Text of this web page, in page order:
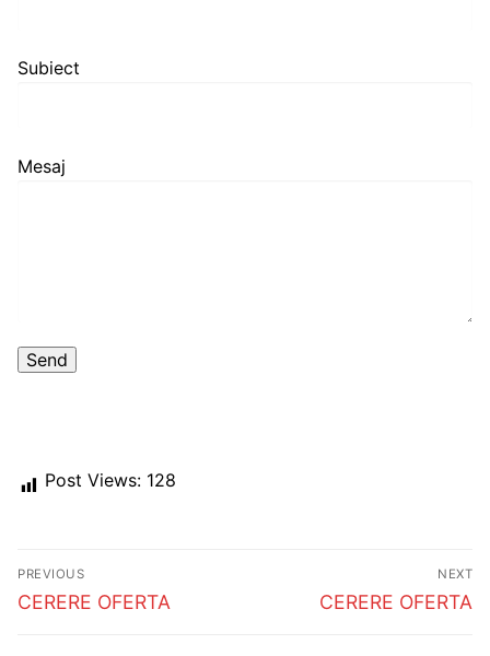
Subiect
Mesaj
Post Views: 128
Post
navigation
PREVIOUS
Previous
CERERE OFERTA
NEXT
Next
CERERE OFERTA